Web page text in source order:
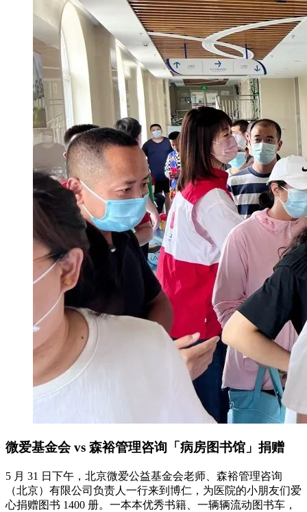
微爱基金会 vs 森裕管理咨询「病房图书馆」捐赠
5 月 31 日下午，北京微爱公益基金会老师、森裕管理咨询
（北京）有限公司负责人一行来到博仁，为医院的小朋友们爱
心捐赠图书 1400 册。一本本优秀书籍、一辆辆流动图书车，